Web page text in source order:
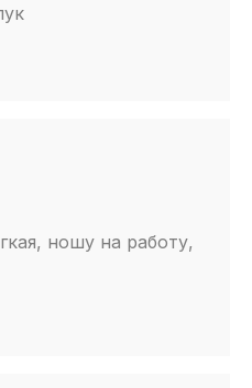
ношу на работу,